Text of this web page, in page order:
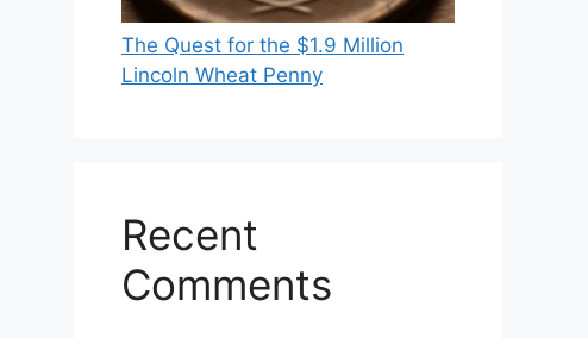
The Quest for the $1.9 Million
Lincoln Wheat Penny
Recent
Comments